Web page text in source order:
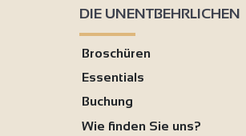
DIE UNENTBEHRLICHEN
Broschüren
Essentials
Buchung
Wie finden Sie uns?